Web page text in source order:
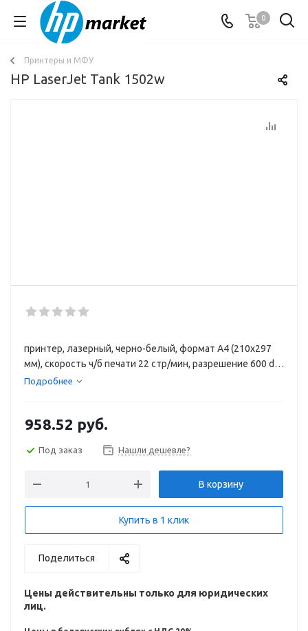
0
Принтеры и МФУ
HP LaserJet Tank 1502w
принтер, лазерный, черно-белый, формат A4 (210x297
мм), скорость ч/б печати 22 стр/мин, разрешение 600 dpi,
Wi-Fi
Подробнее
958.52 руб.
Под заказ Нашли дешевле?
В корзину
Купить в 1 клик
Поделиться
Цены действительны только для юридических
лиц.